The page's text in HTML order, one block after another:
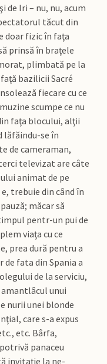
de Iri – nu, nu, acum
tăcut din
doar fizic în faţa
prinsă în braţele
plimbată pe la
bazilicii Sacré
fiecare cu ce
scumpe ce nu
faţa blocului, alţii
lăfăindu-se în
de cameraman,
televizat are câte
animat de pe
trebuie din când în
măcar să
pentr-un pui de
viaţa cu ce
prea dură pentru a
fata din Spania a
de la serviciu,
unui
nurii unei blonde
care s-a expus
etc. Bârfa,
panaceu
invitaţie la ne-